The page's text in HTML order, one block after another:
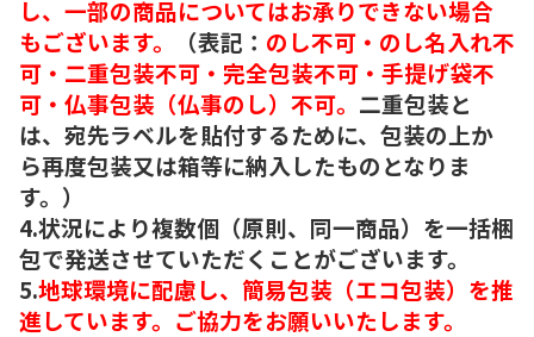
し、一部の商品についてはお承りできない場合
もございます。
（表記： のし不可・のし名入れ不
可・二重包装不可・完全包装不可・手提げ袋不
可・仏事包装（仏事のし）不可。 二重包装と
は、宛先ラベルを貼付するために、包装の上か
ら再度包装又は箱等に納入したものとなりま
す。）
4.状況により複数個（原則、同一商品）を一括梱
包で発送させていただくことがございます。
5.地球環境に配慮し、簡易包装（エコ包装）を推
進しています。ご協力をお願いいたします。